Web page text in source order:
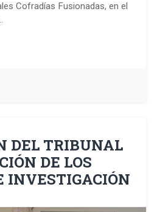
Cofradías Fusionadas, en el
DEL TRIBUNAL
DE LOS
INVESTIGACIÓN